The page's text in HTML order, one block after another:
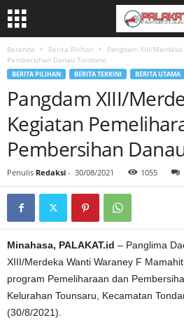
Beranda Berita Pilihan
Pangdam XIII/
Pembersihan Danau Tondano
BERITA PILIHAN BERITA TERKINI BERITA UTAMA
Pangdam XIII/
Kegiatan
Pembersihan
Penulis Redaksi - 30/08/2021 1055
Minahasa, PALAKAT.id – Panglima
XIII/Merdeka Wanti Waraney F
program Pemeliharaan dan
Kelurahan Tounsaru, Kecamatan
(30/8/2021).